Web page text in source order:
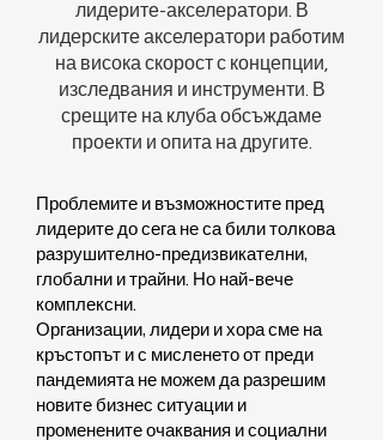
лидерите-акселератори. В
лидерските акселератори работим
на висока скорост с концепции,
изследвания и инструменти. В
срещите на клуба обсъждаме
проекти и опита на другите.
Проблемите и възможностите пред
лидерите до сега не са били толкова
разрушително-предизвикателни,
глобални и трайни. Но най-вече
комплексни.
Организации, лидери и хора сме на
кръстопът и с мисленето от преди
пандемията не можем да разрешим
новите бизнес ситуации и
променените очаквания и социални